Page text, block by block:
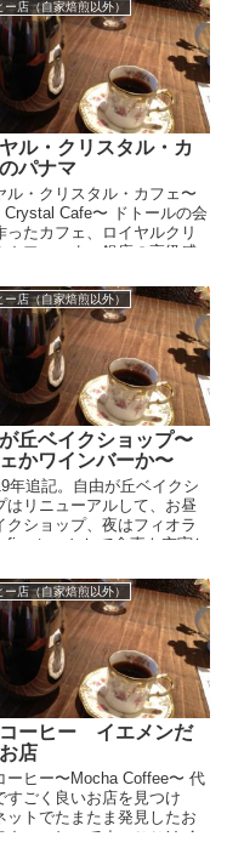
ました。そ...
ー店（自家焙煎以外）
ル・クリスタル・カ
パナマ
ル・クリスタル・カフェ〜
Crystal Cafe〜 ドトールの会
ったカフェ、ロイヤルクリ
カフェ。まぁ銀座の高級感
リスタルカフェのコーヒー
ナップはちょっとすごい。
ー店（自家焙煎以外）
丘ベイクショップ〜
かワインバーか〜
年追記。自由が丘ベイクシ
はリニューアルして、お昼
クショップ、夜はフィオラ
fiorata〜として食事も充実し
ベイクショップ〜Jiyugaoka
SHO...
ー店（自家焙煎以外）
ーヒー イエメンだ
店
ーヒー〜Mocha Coffee〜 代
すごく良いお店を見つけ
ットでたまたま発見したお
カコーヒーです。ここはイ